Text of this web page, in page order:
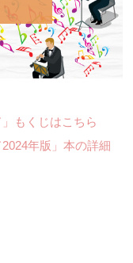
もくじはこちら
年版」本の詳細